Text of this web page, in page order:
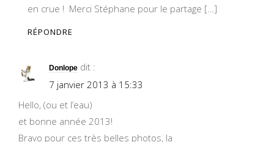
en crue ! Merci Stéphane pour le partage […]
RÉPONDRE
Donlope dit :
7 janvier 2013 à 15:33
Hello, (ou et l’eau)
et bonne année 2013!
Bravo pour ces très belles photos, la